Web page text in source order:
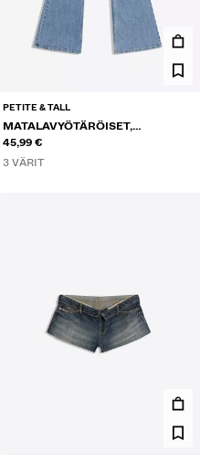
PETITE & TALL
MATALAVYÖTÄRÖISET,
KIRJAILLUT KELLOHELMALLISET
FARKUT
45,99 €
3 VÄRIT